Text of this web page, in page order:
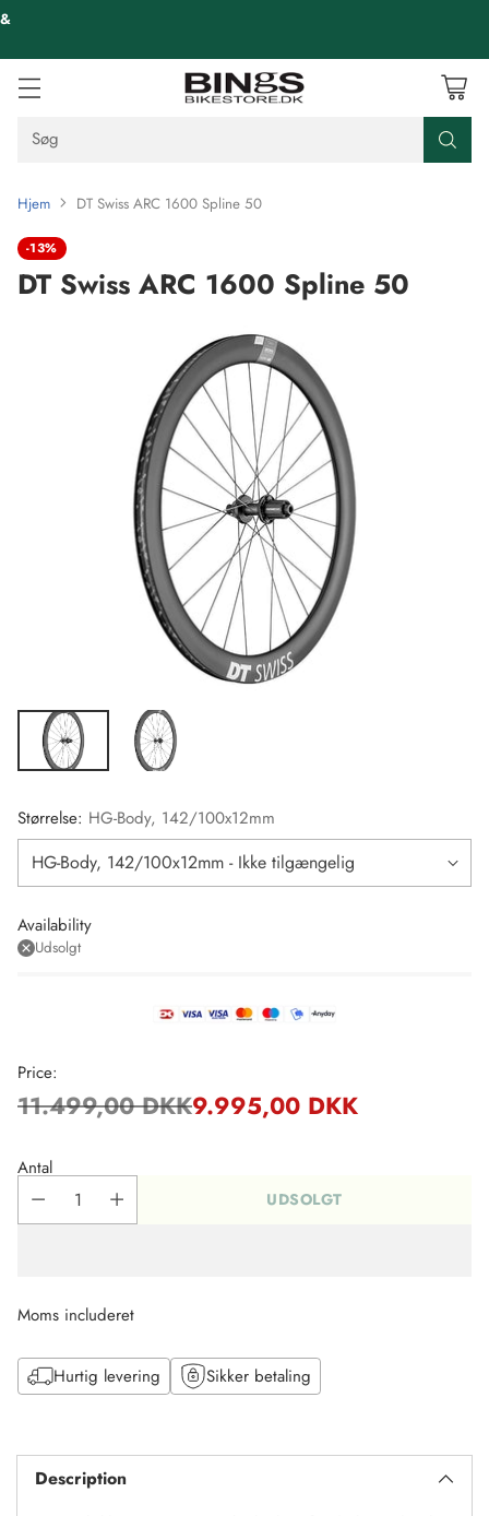
Søg
Hjem DT Swiss ARC 1600 Spline 50
-13%
DT Swiss ARC 1600 Spline 50
Størrelse: HG-Body, 142/100x12mm
Availability
Udsolgt
Price:
Regulær
pris
11.499,00 DKK9.995,00 DKK
Antal
UDSOLGT
Moms includeret
Hurtig levering Sikker betaling
til
kurvDescription